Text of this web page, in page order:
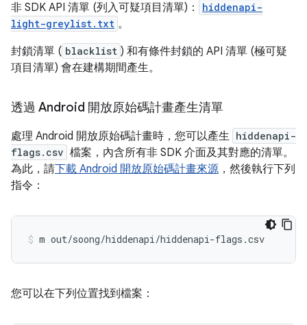
非 SDK API 清單 (列入可疑項目清單)：
hiddenapi-
light-greylist.txt 。
封鎖清單 ( blacklist ) 和有條件封鎖的 API 清單 (極可疑
項目清單) 會在建構期間產生。
透過 Android 開放原始碼計畫產生清單
處理 Android 開放原始碼計畫時，您可以產生 hiddenapi-
flags.csv 檔案，內含所有非 SDK 介面及其對應的清單。
為此，請下載 Android 開放原始碼計畫來源 ，然後執行下列
指令：
您可以在下列位置找到檔案：